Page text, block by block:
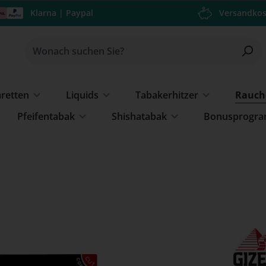
Klarna | Paypal
Liquids Tabakerhitzer
Pfeifentabak Shishatabak